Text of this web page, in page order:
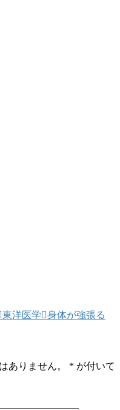
東洋医学 身体が強張る
ありません。 * が付いて